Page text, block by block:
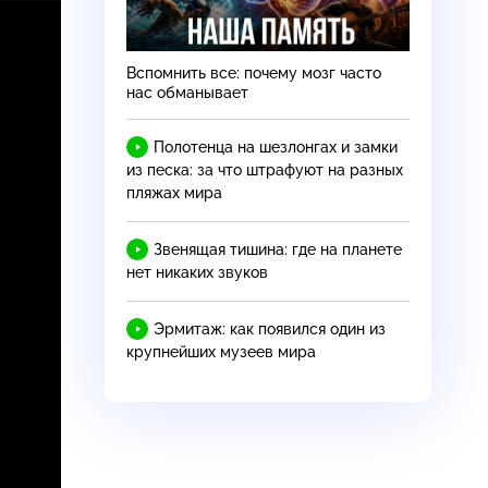
Вспомнить все: почему мозг часто
нас обманывает
Полотенца на шезлонгах и замки
из песка: за что штрафуют на разных
пляжах мира
Звенящая тишина: где на планете
нет никаких звуков
Эрмитаж: как появился один из
крупнейших музеев мира